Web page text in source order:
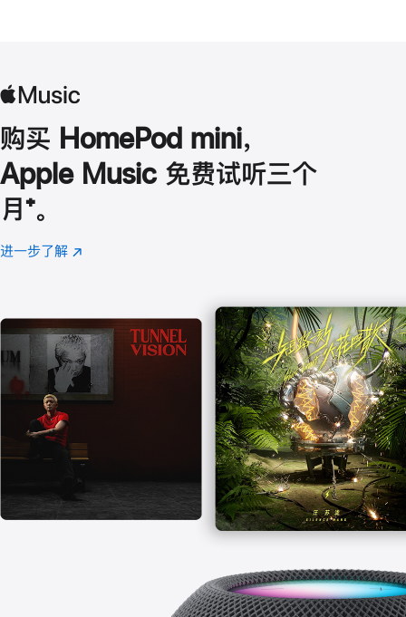
购买 HomePod mini，
Apple Music 免费试听三个
月 脚
注
⁺。
进一步了解 Apple
(在
口
中
打
开)